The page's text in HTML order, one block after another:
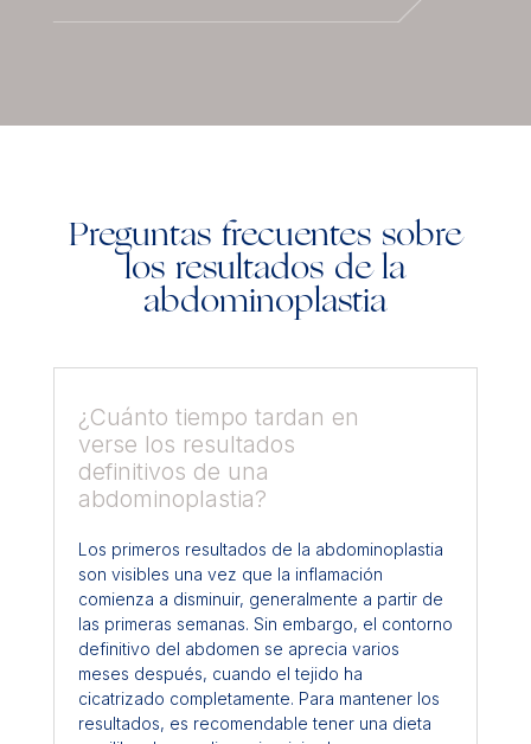
Preguntas frecuentes sobre
los resultados de la
abdominoplastia
¿Cuánto tiempo tardan en
verse los resultados
definitivos de una
abdominoplastia?
Los primeros resultados de la abdominoplastia
son visibles una vez que la inflamación
comienza a disminuir, generalmente a partir de
las primeras semanas. Sin embargo, el contorno
definitivo del abdomen se aprecia varios
meses después, cuando el tejido ha
cicatrizado completamente. Para mantener los
resultados, es recomendable tener una dieta